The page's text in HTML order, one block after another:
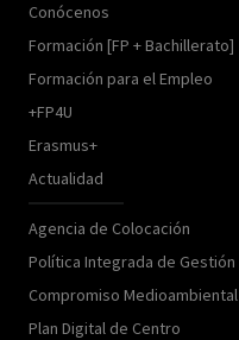
Conócenos
Formación [FP + Bachillerato]
Formación para el Empleo
+FP4U
Erasmus+
Actualidad
Agencia de Colocación
Política Integrada de Gestión
Compromiso Medioambiental
Plan Digital de Centro